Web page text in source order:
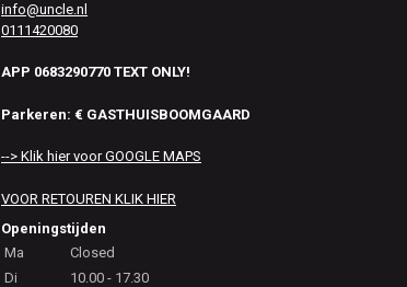
info@uncle.nl
0111420080
APP 0683290770 TEXT ONLY!
Parkeren: € GASTHUISBOOMGAARD
--> Klik hier voor GOOGLE MAPS
VOOR RETOUREN KLIK HIER
Openingstijden
Ma
Closed
Di
10.00 - 17.30